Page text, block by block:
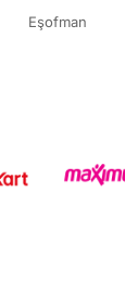
Eşofman